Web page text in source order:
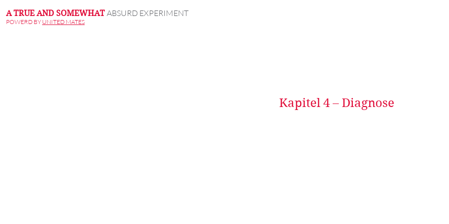
A TRUE AND SOMEWHAT ABSURD EXPERIMENT
POWERD BY UNITED MATES
Kapitel 4 – Diagnose